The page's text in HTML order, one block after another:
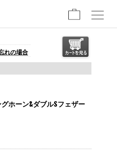
れの場合
ホーン&ダブルSフェザー